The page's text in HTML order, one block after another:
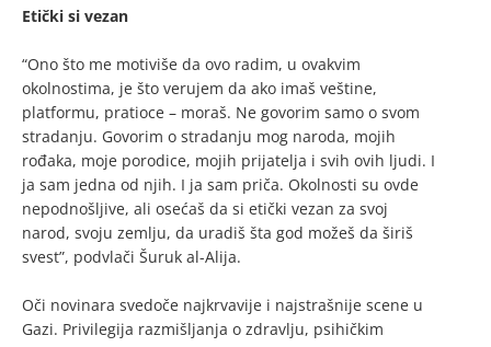
Etički si vezan
“Ono što me motiviše da ovo radim, u ovakvim
okolnostima, je što verujem da ako imaš veštine,
platformu, pratioce – moraš. Ne govorim samo o svom
stradanju. Govorim o stradanju mog naroda, mojih
rođaka, moje porodice, mojih prijatelja i svih ovih ljudi. I
ja sam jedna od njih. I ja sam priča. Okolnosti su ovde
nepodnošljive, ali osećaš da si etički vezan za svoj
narod, svoju zemlju, da uradiš šta god možeš da širiš
svest”, podvlači Šuruk al-Alija.
Oči novinara svedoče najkrvavije i najstrašnije scene u
Gazi. Privilegija razmišljanja o zdravlju, psihičkim